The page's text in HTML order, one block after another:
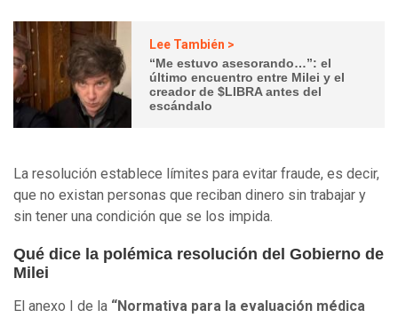
Lee También >
“Me estuvo asesorando…”: el
último encuentro entre Milei y el
creador de $LIBRA antes del
escándalo
La resolución establece límites para evitar fraude, es decir,
que no existan personas que reciban dinero sin trabajar y
sin tener una condición que se los impida.
Qué dice la polémica resolución del Gobierno de
Milei
El anexo I de la “Normativa para la evaluación médica